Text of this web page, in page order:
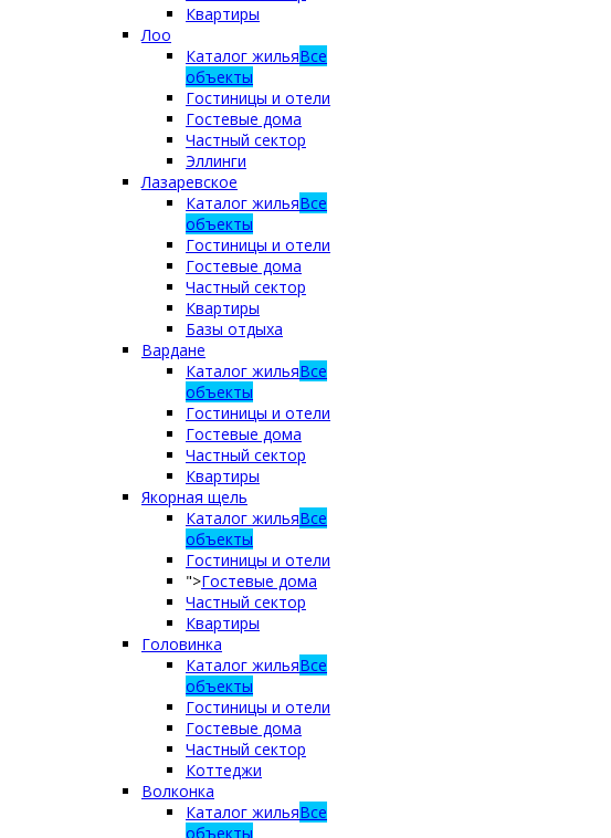
Квартиры
Лоо
Каталог жильяВсе
объекты
Гостиницы и отели
Гостевые дома
Частный сектор
Эллинги
Лазаревское
Каталог жильяВсе
объекты
Гостиницы и отели
Гостевые дома
Частный сектор
Квартиры
Базы отдыха
Вардане
Каталог жильяВсе
объекты
Гостиницы и отели
Гостевые дома
Частный сектор
Квартиры
Якорная щель
Каталог жильяВсе
объекты
Гостиницы и отели
">Гостевые дома
Частный сектор
Квартиры
Головинка
Каталог жильяВсе
объекты
Гостиницы и отели
Гостевые дома
Частный сектор
Коттеджи
Волконка
Каталог жильяВсе
объекты